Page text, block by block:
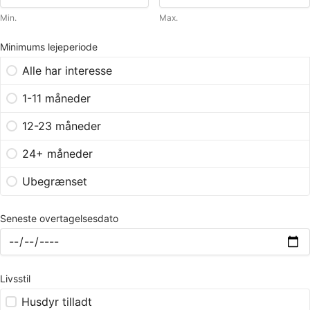
Min. Max.
Minimums lejeperiode
Alle har interesse
1-11 måneder
12-23 måneder
24+ måneder
Ubegrænset
Seneste overtagelsesdato
Livsstil
Husdyr tilladt